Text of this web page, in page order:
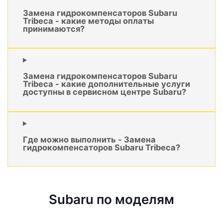
Замена гидрокомпенсаторов Subaru
Tribeca - какие методы оплаты
принимаются?
Замена гидрокомпенсаторов Subaru
Tribeca - какие дополнительные услуги
доступны в сервисном центре Subaru?
Где можно выполнить - Замена
гидрокомпенсаторов Subaru Tribeca?
Subaru по моделям